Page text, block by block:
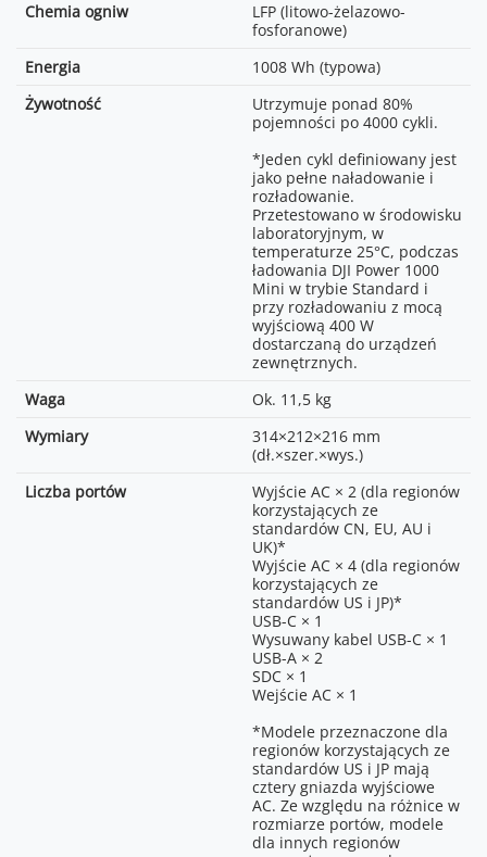
Chemia ogniw
LFP (litowo-żelazowo-
fosforanowe)
Energia
1008 Wh (typowa)
Żywotność
Utrzymuje ponad 80%
pojemności po 4000 cykli.
*Jeden cykl definiowany jest
jako pełne naładowanie i
rozładowanie.
Przetestowano w środowisku
laboratoryjnym, w
temperaturze 25°C, podczas
ładowania DJI Power 1000
Mini w trybie Standard i
przy rozładowaniu z mocą
wyjściową 400 W
dostarczaną do urządzeń
zewnętrznych.
Waga
Ok. 11,5 kg
Wymiary
314×212×216 mm
(dł.×szer.×wys.)
Liczba portów
Wyjście AC × 2 (dla regionów
korzystających ze
standardów CN, EU, AU i
UK)*
Wyjście AC × 4 (dla regionów
korzystających ze
standardów US i JP)*
USB-C × 1
Wysuwany kabel USB-C × 1
USB-A × 2
SDC × 1
Wejście AC × 1
*Modele przeznaczone dla
regionów korzystających ze
standardów US i JP mają
cztery gniazda wyjściowe
AC. Ze względu na różnice w
rozmiarze portów, modele
dla innych regionów